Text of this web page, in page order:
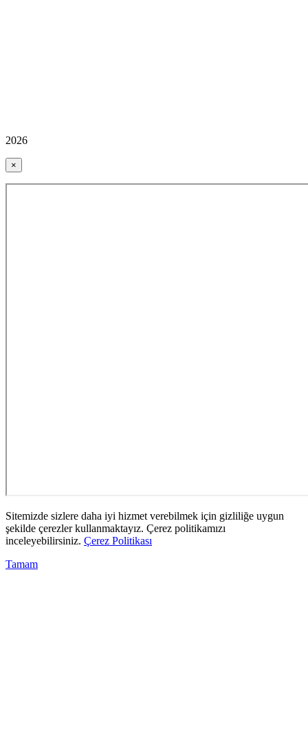
2026
×
Sitemizde sizlere daha iyi hizmet verebilmek için gizliliğe uygun
şekilde çerezler kullanmaktayız. Çerez politikamızı
inceleyebilirsiniz. Çerez Politikası
Tamam